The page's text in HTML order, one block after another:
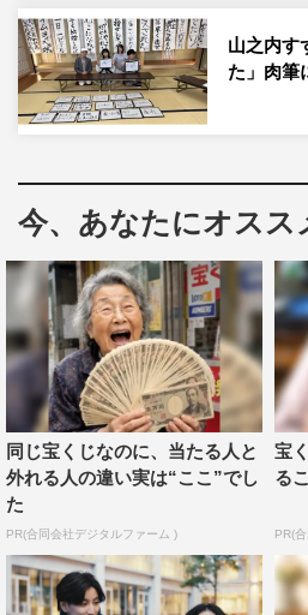
そして萬木がトマトを託す近所の
真由美、萬木を大学の講師に引っ
できたろうが出演する。
りにほっこりしつつ、一花、か
やりとりが微笑ましくて笑って
と友達と家族と、こんな青春が
てドキドキもしました。じゅん
雰囲気になっているのですが、
部分が魅力なので、そこを楽し
思っています。一花、かおり、
キャラが濃いにもかかわらず、な
やかな気持ちになる3人です。毎
影させていただいてます。なので
も見どころですが、3人組のゆる
ただきたいです！
山之内す
た」肉筆
今、あなたにオスス
同じ宝くじなのに、当たる人と
外れる人の違い実は“ここ”でし
た
PR(合同会社デジタルファーム )
宝
る
PR(